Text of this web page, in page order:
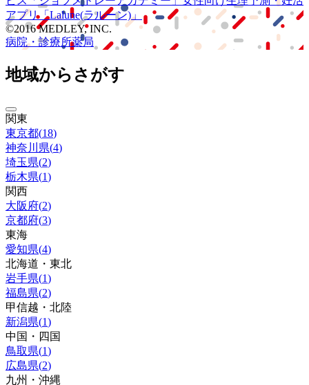
アプリ「Lalune(ラルーン)」
©2016 MEDLEY, INC.
病院・診療所薬局
地域からさがす
関東
東京都(18)
神奈川県(4)
埼玉県(2)
栃木県(1)
関西
大阪府(2)
京都府(3)
東海
愛知県(4)
北海道・東北
岩手県(1)
福島県(2)
甲信越・北陸
新潟県(1)
中国・四国
鳥取県(1)
広島県(2)
九州・沖縄